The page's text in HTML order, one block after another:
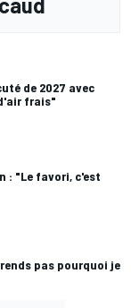
de 2027 avec
frais"
: "Le favori, c'est
pas pourquoi je